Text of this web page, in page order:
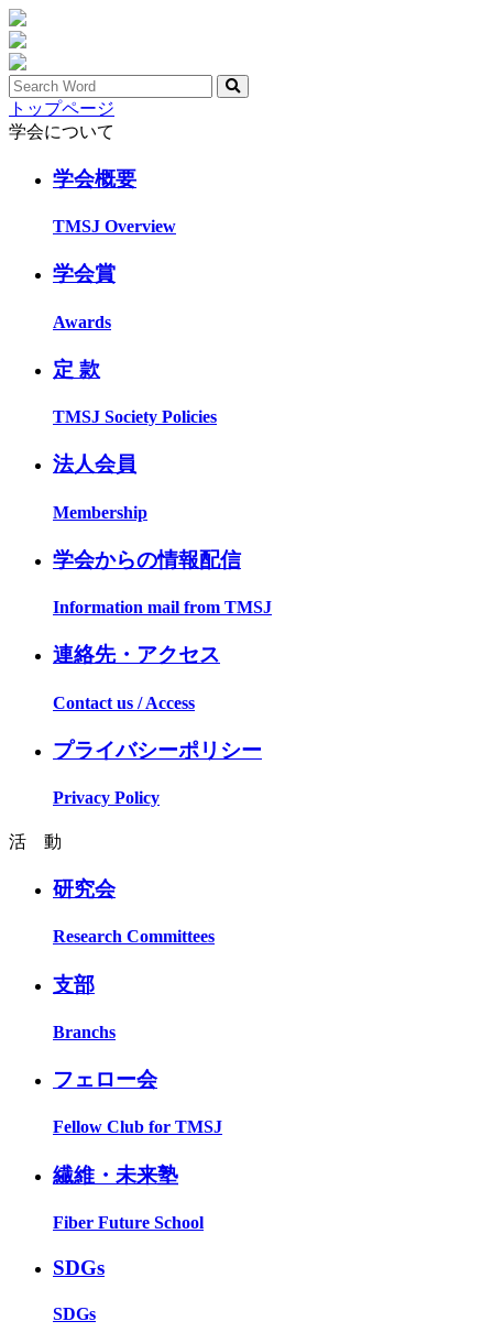
トップページ
学会について
学会概要
TMSJ Overview
学会賞
Awards
定 款
TMSJ Society Policies
法人会員
Membership
学会からの情報配信
Information mail from TMSJ
連絡先・アクセス
Contact us / Access
プライバシーポリシー
Privacy Policy
活 動
研究会
Research Committees
支部
Branchs
フェロー会
Fellow Club for TMSJ
繊維・未来塾
Fiber Future School
SDGs
SDGs